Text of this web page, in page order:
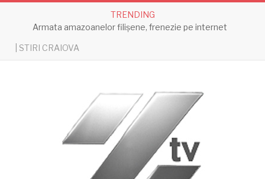
TRENDING
Armata amazoanelor filișene, frenezie pe internet
| STIRI CRAIOVA